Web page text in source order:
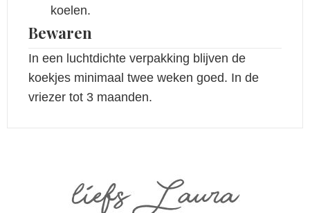
koelen.
Bewaren
In een luchtdichte verpakking blijven de
koekjes minimaal twee weken goed. In de
vriezer tot 3 maanden.